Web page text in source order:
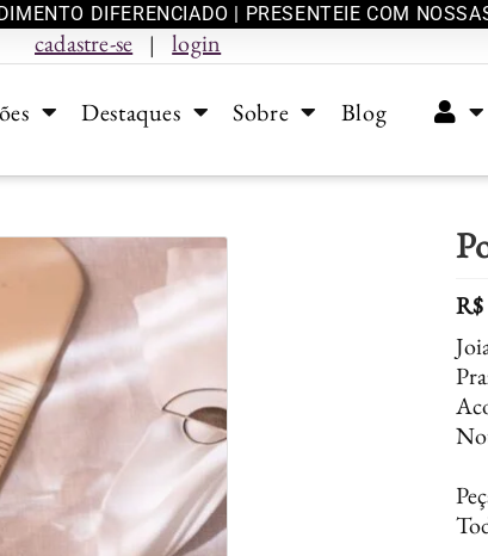
DIFERENCIADO | PRESENTEIE COM
cadastre-se | login
Destaques Sobre Blog
R$